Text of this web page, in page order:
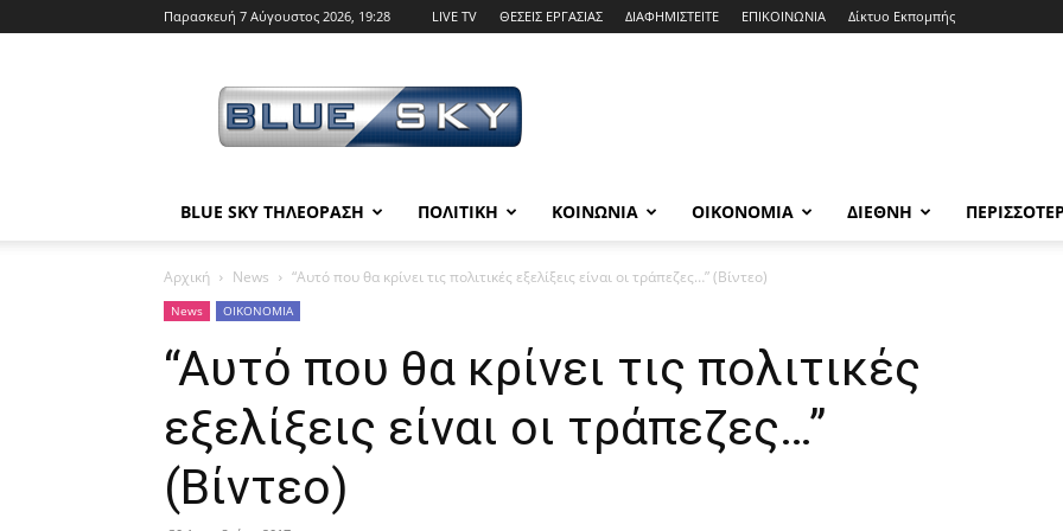
Παρασκευή 7 Αύγουστος 2026, 19:28 LIVE TV ΘΕΣΕΙΣ ΕΡΓΑΣΙΑΣ ΔΙΑΦΗΜΙΣΤΕΙΤΕ ΕΠΙΚΟΙΝΩΝΙΑ Δίκτυο Εκπομπής
SKY
BLUE SKY ΤΗΛΕΟΡΑΣΗ ΠΟΛΙΤΙΚΗ ΚΟΙΝΩΝΙΑ ΟΙΚΟΝΟΜΙΑ ΔΙΕΘΝΗ
Αρχική News “Αυτό που θα κρίνει τις πολιτικές εξελίξεις είναι οι τράπεζες…” (Βίντεο)
News ΟΙΚΟΝΟΜΙΑ
“Αυτό που θα κρίνει τις πολιτικές
εξελίξεις είναι οι τράπεζες…”
(Βίντεο)